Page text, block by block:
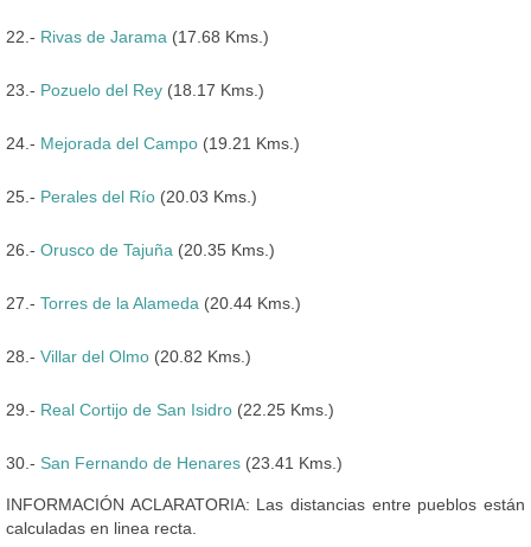
22.- Rivas de Jarama (17.68 Kms.)
23.- Pozuelo del Rey (18.17 Kms.)
24.- Mejorada del Campo (19.21 Kms.)
25.- Perales del Río (20.03 Kms.)
26.- Orusco de Tajuña (20.35 Kms.)
27.- Torres de la Alameda (20.44 Kms.)
28.- Villar del Olmo (20.82 Kms.)
29.- Real Cortijo de San Isidro (22.25 Kms.)
30.- San Fernando de Henares (23.41 Kms.)
INFORMACIÓN ACLARATORIA: Las distancias entre pueblos están
calculadas en linea recta.